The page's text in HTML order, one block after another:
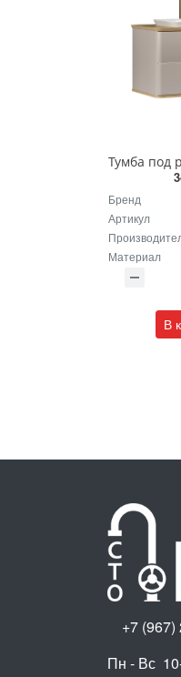
Бренд
Артикул
Материал
В
+7 (967)
Пн - Вс